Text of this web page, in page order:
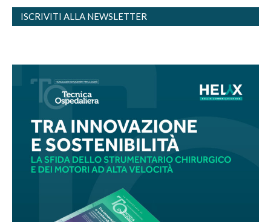
ISCRIVITI ALLA NEWSLETTER